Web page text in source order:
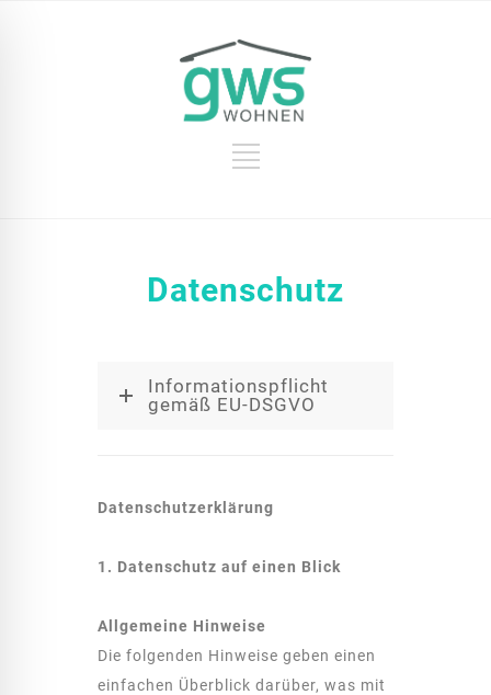
Datenschutz
Informationspflicht
gemäß EU-DSGVO
Datenschutz­erklärung
1. Datenschutz auf einen Blick
Allgemeine Hinweise
Die folgenden Hinweise geben einen
einfachen Überblick darüber, was mit